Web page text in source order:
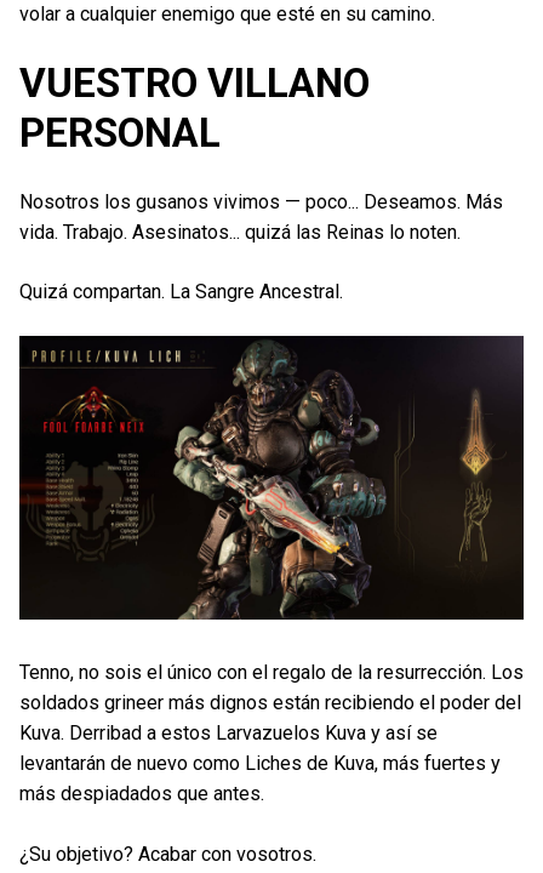
volar a cualquier enemigo que esté en su camino.
VUESTRO VILLANO
PERSONAL
Nosotros los gusanos vivimos — poco... Deseamos. Más
vida. Trabajo. Asesinatos... quizá las Reinas lo noten.
Quizá compartan. La Sangre Ancestral.
Tenno, no sois el único con el regalo de la resurrección. Los
soldados grineer más dignos están recibiendo el poder del
Kuva. Derribad a estos Larvazuelos Kuva y así se
levantarán de nuevo como Liches de Kuva, más fuertes y
más despiadados que antes.
¿Su objetivo? Acabar con vosotros.